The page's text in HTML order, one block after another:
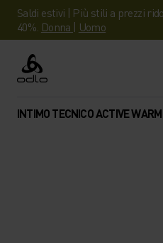
Saldi estivi | Più stili a prezzi
40%. Donna | Uomo
Odlo
INTIMO TECNICO ACTIVE